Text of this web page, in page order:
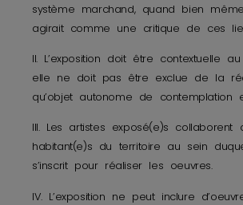
système marchand, quand bien même
agirait comme une critique de ces
II. L’exposition doit être contextuelle
elle ne doit pas être exclue de la
qu’objet autonome de contemplation
III. Les artistes exposé(e)s collaborent
habitant(e)s du territoire au sein
s’inscrit pour réaliser les oeuvres.
IV. L’exposition ne peut inclure